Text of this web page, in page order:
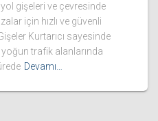
gişeleri ve çevresinde
için hızlı ve güvenli
Kurtarıcı sayesinde
yoğun trafik alanlarında
Devamı…